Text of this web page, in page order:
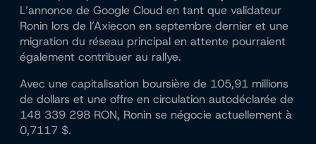
L’annonce de Google Cloud en tant que validateur
Ronin lors de l’Axiecon en septembre dernier et une
migration du réseau principal en attente pourraient
également contribuer au rallye.
Avec une capitalisation boursière de 105,91 millions
de dollars et une offre en circulation autodéclarée de
148 339 298 RON, Ronin se négocie actuellement à
0,7117 $.